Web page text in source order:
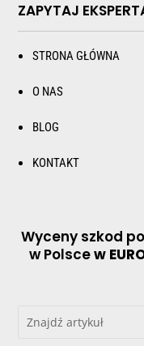
ZAPYTAJ
STRONA GŁÓWNA
O NAS
BLOG
KONTAKT
Wyceny szkod
w Polscew